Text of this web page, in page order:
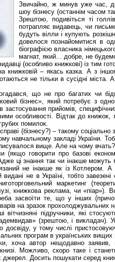
Звичайно, ж минув уже час,
шоу бізнесу (останнім часом
Зрештою, подивіться ті
потрапляє видавець, чи
будуть вілли і купують
довелося познайомитися в
біографією власника
магнат, який... добре, не
(особливо книжкові) із тим
книжковій – якась казка. А з
не тільки в сусідні
що не про багатих чи
бізнес», який потребує з
застосування прийомів,
особливості. Відтак до
помилок.
(бізнесу?) – такому
навчальному закладі України.
вище. Але на чому
(якщо говорити про базові
ці знання так чи інакше
не інакше як із
не в Україні, тобто
маркетинг
книжкова реклама, чи
засвоїти те, що у інших
на зразок прохолоджувальних
підручники, які
(зрештою, і викладач).
у тому числі
програм в українських
хоча автор нещодавно
книзі. Можливо, скоро таке і
джерел. Досить пошукати серед